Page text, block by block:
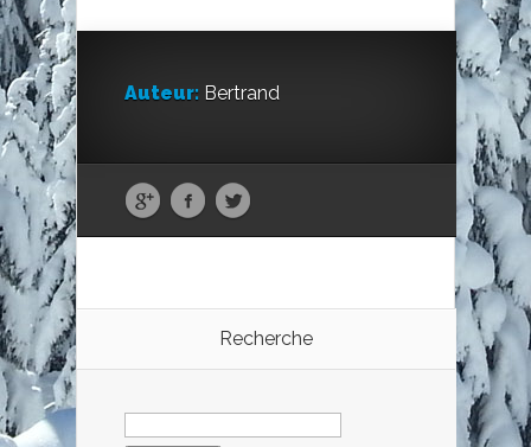
Auteur: Bertrand
Recherche
Rechercher :